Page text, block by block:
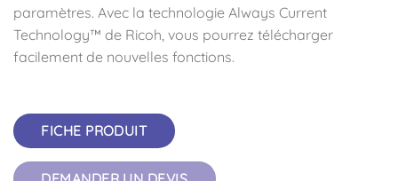
paramètres. Avec la technologie Always Current
Technology™ de Ricoh, vous pourrez télécharger
facilement de nouvelles fonctions.
FICHE PRODUIT